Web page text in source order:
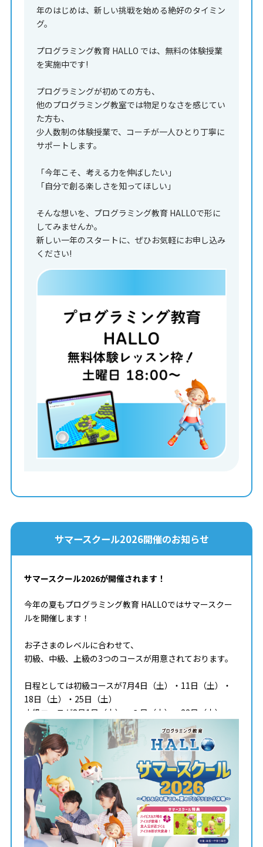
年のはじめは、新しい挑戦を始める絶好のタイミン
グ。
プログラミング教育 HALLO では、無料の体験授業
を実施中です!
プログラミングが初めての方も、
他のプログラミング教室では物足りなさを感じてい
た方も、
少人数制の体験授業で、コーチが一人ひとり丁寧に
サポートします。
「今年こそ、考える力を伸ばしたい」
「自分で創る楽しさを知ってほしい」
そんな想いを、プログラミング教育 HALLOで形に
してみませんか。
新しい一年のスタートに、ぜひお気軽にお申し込み
ください!
サマースクール2026開催のお知らせ
サマースクール2026が開催されます！
今年の夏もプログラミング教育 HALLOではサマースクー
ルを開催します！
お子さまのレベルに合わせて、
初級、中級、上級の3つのコースが用意されております。
日程としては初級コースが7月4日（土）・11日（土）・
18日（土）・25日（土）
中級コースが8月1日（土）・８日（土）・22日（土）・
29（土）
上級コースは9月5日（土）・12日（土）・19日（土）・
26日（土）
を予定しております。
細かい詳細は教室までお問い合わせください。
チャイルド・アイズ 守谷校まで
☎0297-38-8140
火曜-土曜10-18時営業